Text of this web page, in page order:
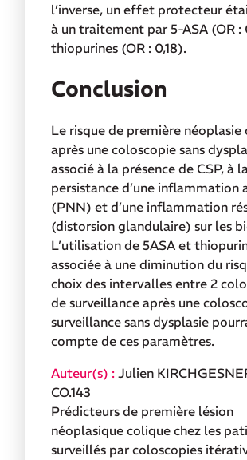
l’inverse, un effet protecteur
à un traitement par 5-ASA (OR :
thiopurines (OR : 0,18).
Conclusion
Le risque de première néoplasie
après une coloscopie sans
associé à la présence de CSP, à
persistance d’une inflammation
(PNN) et d’une inflammation
(distorsion glandulaire) sur les
L’utilisation de 5ASA et
associée à une diminution du
choix des intervalles entre 2
de surveillance après une
surveillance sans dysplasie
compte de ces paramètres.
Julien
CO.143
Prédicteurs de première lésion
néoplasique colique chez les
surveillés par coloscopies